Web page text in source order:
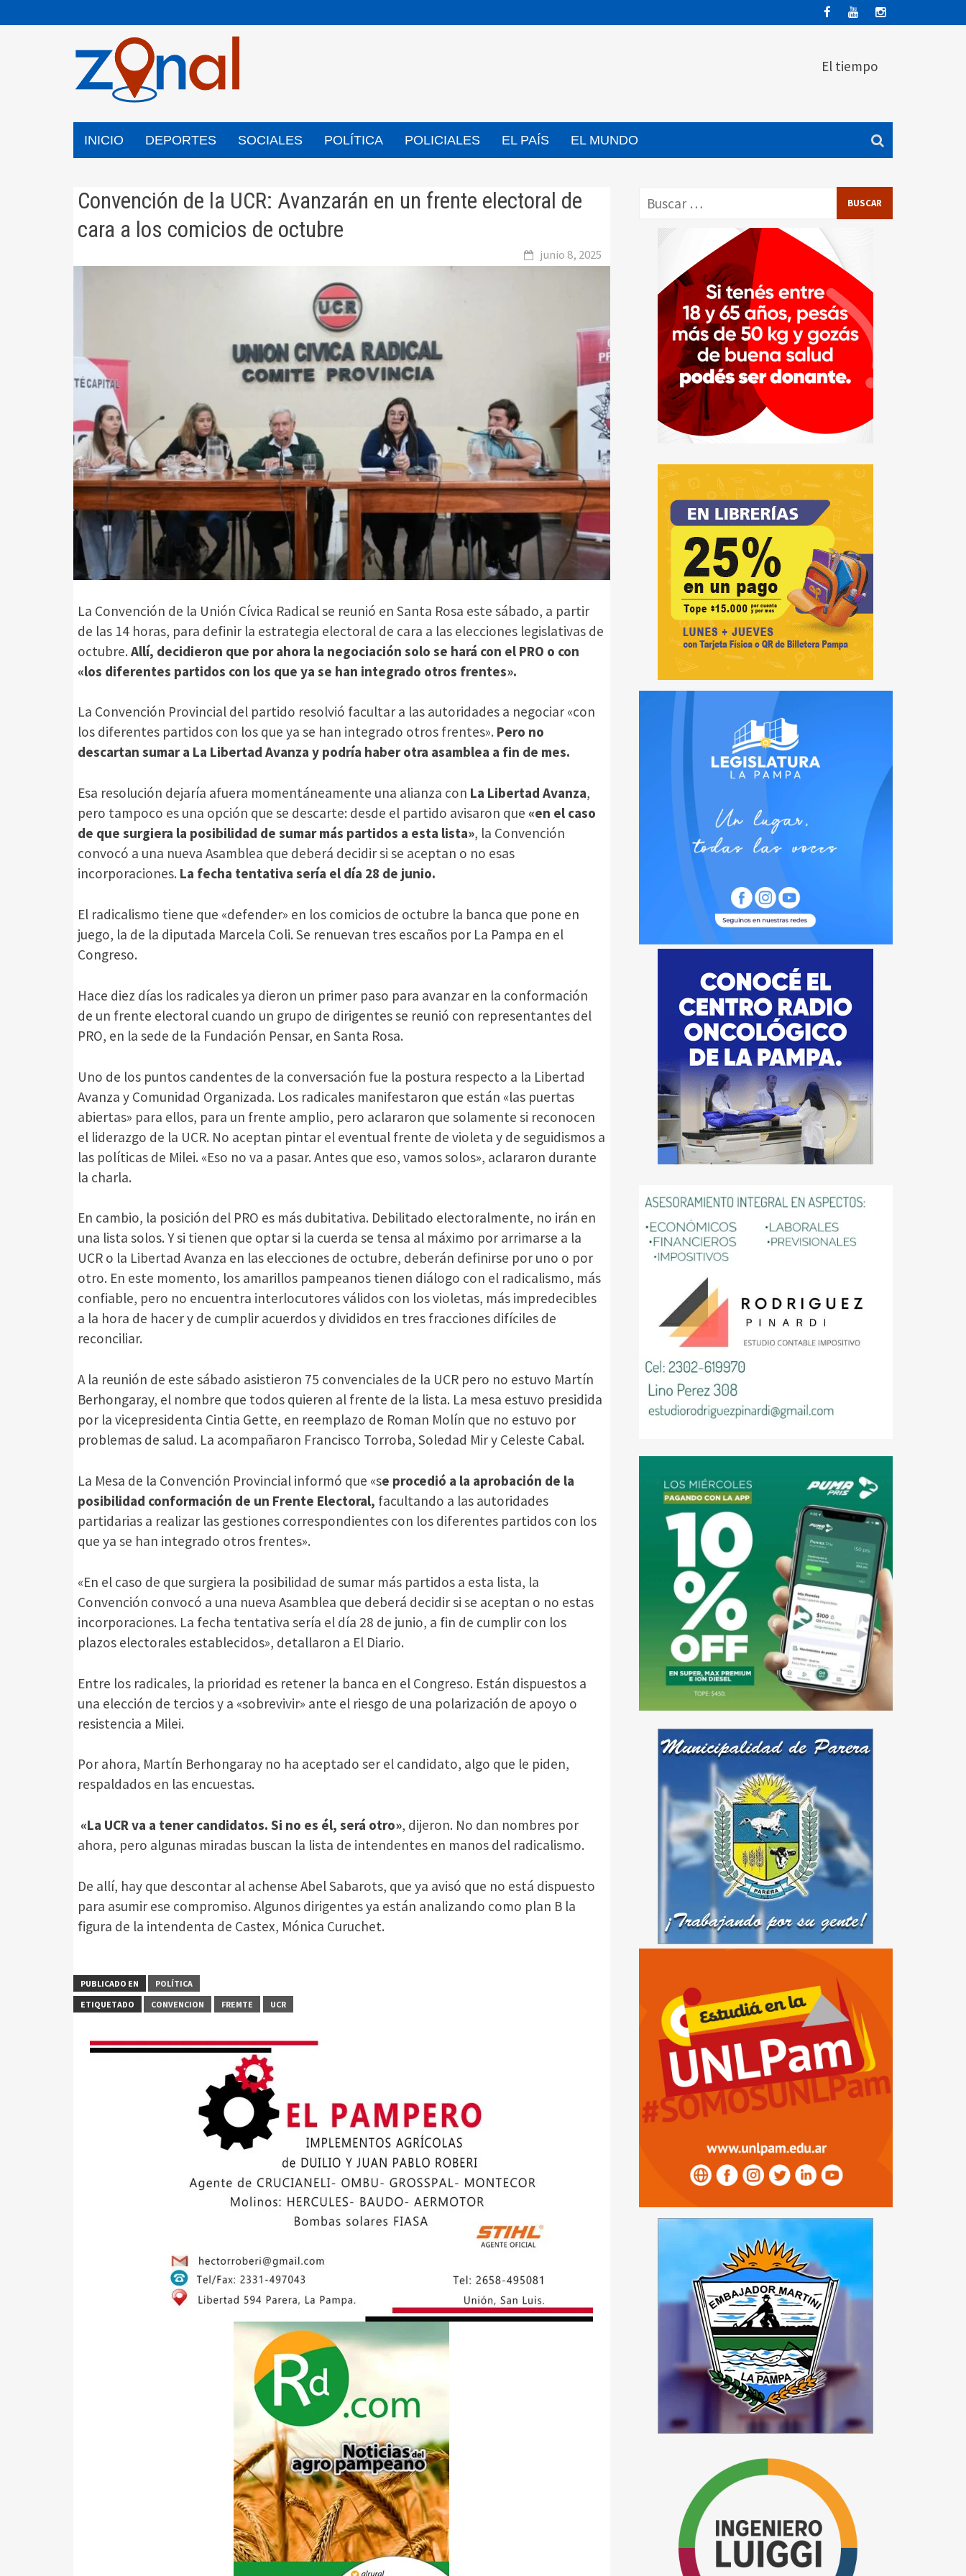
al
El tiempo
INICIO DEPORTES SOCIALES POLÍTICA POLICIALES EL PAÍS EL MUNDO
Convención de la UCR: Avanzarán en un frente electoral de
cara a los comicios de octubre
junio 8, 2025
La Convención de la Unión Cívica Radical se reunió en Santa Rosa este sábado, a partir
de las 14 horas, para definir la estrategia electoral de cara a las elecciones legislativas de
octubre. Allí, decidieron que por ahora la negociación solo se hará con el PRO o con
«los diferentes partidos con los que ya se han integrado otros frentes».
La Convención Provincial del partido resolvió facultar a las autoridades a negociar «con
los diferentes partidos con los que ya se han integrado otros frentes». Pero no
descartan sumar a La Libertad Avanza y podría haber otra asamblea a fin de mes.
Esa resolución dejaría afuera momentáneamente una alianza con La Libertad Avanza,
pero tampoco es una opción que se descarte: desde el partido avisaron que «en el caso
de que surgiera la posibilidad de sumar más partidos a esta lista», la Convención
convocó a una nueva Asamblea que deberá decidir si se aceptan o no esas
incorporaciones. La fecha tentativa sería el día 28 de junio.
El radicalismo tiene que «defender» en los comicios de octubre la banca que pone en
juego, la de la diputada Marcela Coli. Se renuevan tres escaños por La Pampa en el
Congreso.
Hace diez días los radicales ya dieron un primer paso para avanzar en la conformación
de un frente electoral cuando un grupo de dirigentes se reunió con representantes del
PRO, en la sede de la Fundación Pensar, en Santa Rosa.
Uno de los puntos candentes de la conversación fue la postura respecto a la Libertad
Avanza y Comunidad Organizada. Los radicales manifestaron que están «las puertas
abiertas» para ellos, para un frente amplio, pero aclararon que solamente si reconocen
el liderazgo de la UCR. No aceptan pintar el eventual frente de violeta y de seguidismos a
las políticas de Milei. «Eso no va a pasar. Antes que eso, vamos solos», aclararon durante
la charla.
En cambio, la posición del PRO es más dubitativa. Debilitado electoralmente, no irán en
una lista solos. Y si tienen que optar si la cuerda se tensa al máximo por arrimarse a la
UCR o la Libertad Avanza en las elecciones de octubre, deberán definirse por uno o por
otro. En este momento, los amarillos pampeanos tienen diálogo con el radicalismo, más
confiable, pero no encuentra interlocutores válidos con los violetas, más impredecibles
a la hora de hacer y de cumplir acuerdos y divididos en tres fracciones difíciles de
reconciliar.
A la reunión de este sábado asistieron 75 convenciales de la UCR pero no estuvo Martín
Berhongaray, el nombre que todos quieren al frente de la lista. La mesa estuvo presidida
por la vicepresidenta Cintia Gette, en reemplazo de Roman Molín que no estuvo por
problemas de salud. La acompañaron Francisco Torroba, Soledad Mir y Celeste Cabal.
La Mesa de la Convención Provincial informó que «se procedió a la aprobación de la
posibilidad conformación de un Frente Electoral, facultando a las autoridades
partidarias a realizar las gestiones correspondientes con los diferentes partidos con los
que ya se han integrado otros frentes».
«En el caso de que surgiera la posibilidad de sumar más partidos a esta lista, la
Convención convocó a una nueva Asamblea que deberá decidir si se aceptan o no estas
incorporaciones. La fecha tentativa sería el día 28 de junio, a fin de cumplir con los
plazos electorales establecidos», detallaron a El Diario.
Entre los radicales, la prioridad es retener la banca en el Congreso. Están dispuestos a
una elección de tercios y a «sobrevivir» ante el riesgo de una polarización de apoyo o
resistencia a Milei.
Por ahora, Martín Berhongaray no ha aceptado ser el candidato, algo que le piden,
respaldados en las encuestas.
«La UCR va a tener candidatos. Si no es él, será otro», dijeron. No dan nombres por
ahora, pero algunas miradas buscan la lista de intendentes en manos del radicalismo.
De allí, hay que descontar al achense Abel Sabarots, que ya avisó que no está dispuesto
para asumir ese compromiso. Algunos dirigentes ya están analizando como plan B la
figura de la intendenta de Castex, Mónica Curuchet.
PUBLICADO EN
POLÍTICA
ETIQUETADO
CONVENCION FREMTE UCR
Buscar: